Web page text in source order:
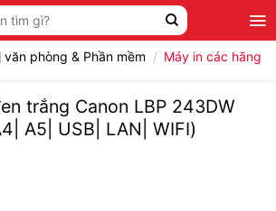
văn phòng & Phần mềm / Máy in các hãng
trắng Canon LBP 243DW
A5| USB| LAN| WIFI)